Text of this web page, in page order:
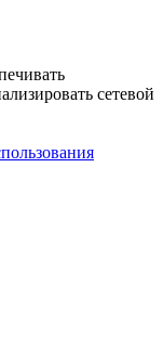
сетевой